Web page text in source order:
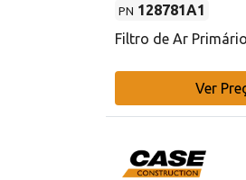
PN 128781A1
Filtro de Ar
Ver